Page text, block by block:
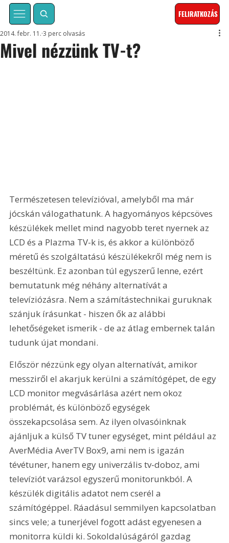
FELIRATKOZÁS
Mivel nézzünk TV-t?
2014. febr. 11. 3 perc olvasás
Természetesen televízióval, amelyből ma már
jócskán válogathatunk. A hagyományos képcsöves
készülékek mellet mind nagyobb teret nyernek az
LCD és a Plazma TV-k is, és akkor a különböző
méretű és szolgáltatású készülékekről még nem is
beszéltünk. Ez azonban túl egyszerű lenne, ezért
bemutatunk még néhány alternatívát a
televíziózásra. Nem a számítástechnikai guruknak
szánjuk írásunkat - hiszen ők az alábbi
lehetőségeket ismerik - de az átlag embernek talán
tudunk újat mondani.
Először nézzünk egy olyan alternatívát, amikor
messziről el akarjuk kerülni a számítógépet, de egy
LCD monitor megvásárlása azért nem okoz
problémát, és különböző egységek
összekapcsolása sem. Az ilyen olvasóinknak
ajánljuk a külső TV tuner egységet, mint például az
AverMédia AverTV Box9, ami nem is igazán
tévétuner, hanem egy univerzális tv-doboz, ami
televíziót varázsol egyszerű monitorunkból. A
készülék digitális adatot nem cserél a
számítógéppel. Ráadásul semmilyen kapcsolatban
sincs vele; a tunerjével fogott adást egyenesen a
monitorra küldi ki. Sokoldalúságáról gazdag